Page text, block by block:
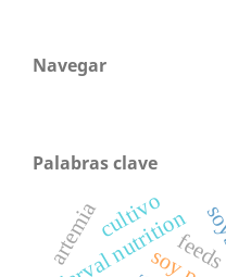
Navegar
Palabras clave
larval nutrition
artemiacultivo